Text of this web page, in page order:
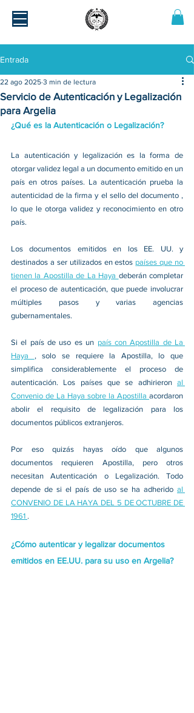
Entrada
Servicio de Autenticación y Legalización
para Argelia
22 ago 2025 3 min de lectura
¿Qué es la Autenticación o Legalización?
La autenticación y legalización es la forma de
otorgar validez legal a un documento emitido en un
país en otros países. La autenticación prueba la
autenticidad de la firma y el sello del documento ,
lo que le otorga validez y reconocimiento en otro
país.
Los documentos emitidos en los EE. UU. y
destinados a ser utilizados en estos países que no
tienen la Apostilla de La Haya deberán completar
el proceso de autenticación, que puede involucrar
múltiples pasos y varias agencias
gubernamentales.
Si el país de uso es un país con Apostilla de La
Haya , solo se requiere la Apostilla, lo que
simplifica considerablemente el proceso de
autenticación. Los países que se adhirieron al
Convenio de La Haya sobre la Apostilla acordaron
abolir el requisito de legalización para los
documentos públicos extranjeros.
Por eso quizás hayas oído que algunos
documentos requieren Apostilla, pero otros
necesitan Autenticación o Legalización. Todo
depende de si el país de uso se ha adherido al
CONVENIO DE LA HAYA DEL 5 DE OCTUBRE DE
1961 .
¿Cómo autenticar y legalizar documentos
emitidos en EE.UU. para su uso en Argelia?